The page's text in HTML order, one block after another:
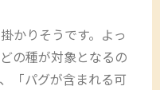
かりそうです。よっ
の種が対象となるの
「パグが含まれる可